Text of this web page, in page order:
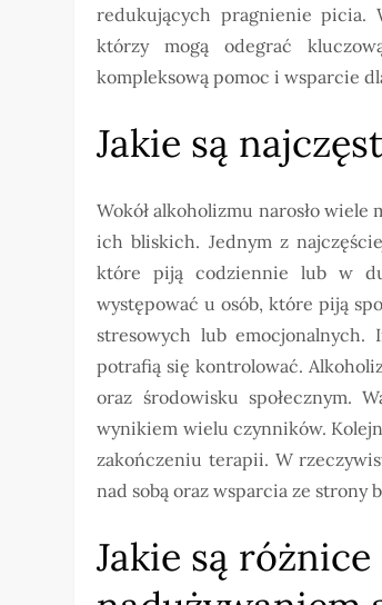
redukujących pragnienie picia.
którzy mogą odegrać
kompleksową pomoc i wsparcie
Jakie są
Wokół alkoholizmu narosło
ich bliskich. Jednym z
które piją codziennie lub w
występować u osób, które piją
stresowych lub emocjonalnych.
potrafią się kontrolować.
oraz środowisku społecznym.
wynikiem wielu czynników.
zakończeniu terapii. W
nad sobą oraz wsparcia ze strony
Jakie są